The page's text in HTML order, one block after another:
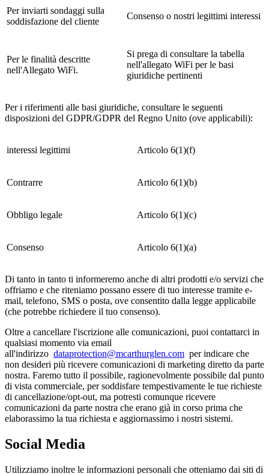
Per inviarti sondaggi sulla
soddisfazione del cliente
Consenso o nostri legittimi interessi
Per le finalità descritte
nell'Allegato WiFi.
Si prega di consultare la tabella
nell'allegato WiFi per le basi
giuridiche pertinenti
Per i riferimenti alle basi giuridiche, consultare le seguenti
disposizioni del GDPR/GDPR del Regno Unito (ove applicabili):
interessi legittimi Articolo 6(1)(f)
Contrarre Articolo 6(1)(b)
Obbligo legale Articolo 6(1)(c)
Consenso Articolo 6(1)(a)
Di tanto in tanto ti informeremo anche di altri prodotti e/o servizi che
offriamo e che riteniamo possano essere di tuo interesse tramite e-
mail, telefono, SMS o posta, ove consentito dalla legge applicabile
(che potrebbe richiedere il tuo consenso).
Oltre a cancellare l'iscrizione alle comunicazioni, puoi contattarci in
qualsiasi momento via email
all'indirizzo dataprotection@mcarthurglen.com per indicare che
non desideri più ricevere comunicazioni di marketing diretto da parte
nostra. Faremo tutto il possibile, ragionevolmente possibile dal punto
di vista commerciale, per soddisfare tempestivamente le tue richieste
di cancellazione/opt-out, ma potresti comunque ricevere
comunicazioni da parte nostra che erano già in corso prima che
elaborassimo la tua richiesta e aggiornassimo i nostri sistemi.
Social Media
Utilizziamo inoltre le informazioni personali che otteniamo dai siti di